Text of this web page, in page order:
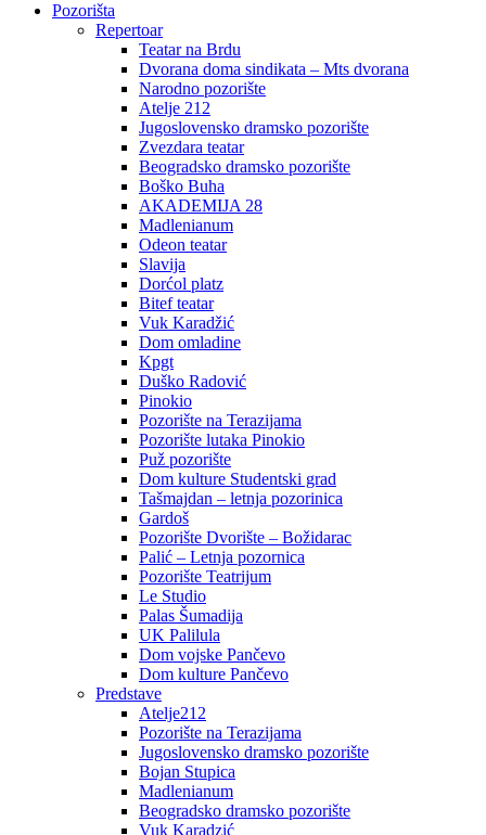
Pozorišta
Repertoar
Teatar na Brdu
Dvorana doma sindikata – Mts dvorana
Narodno pozorište
Atelje 212
Jugoslovensko dramsko pozorište
Zvezdara teatar
Beogradsko dramsko pozorište
Boško Buha
AKADEMIJA 28
Madlenianum
Odeon teatar
Slavija
Dorćol platz
Bitef teatar
Vuk Karadžić
Dom omladine
Kpgt
Duško Radović
Pinokio
Pozorište na Terazijama
Pozorište lutaka Pinokio
Puž pozorište
Dom kulture Studentski grad
Tašmajdan – letnja pozorinica
Gardoš
Pozorište Dvorište – Božidarac
Palić – Letnja pozornica
Pozorište Teatrijum
Le Studio
Palas Šumadija
UK Palilula
Dom vojske Pančevo
Dom kulture Pančevo
Predstave
Atelje212
Pozorište na Terazijama
Jugoslovensko dramsko pozorište
Bojan Stupica
Madlenianum
Beogradsko dramsko pozorište
Vuk Karadzić